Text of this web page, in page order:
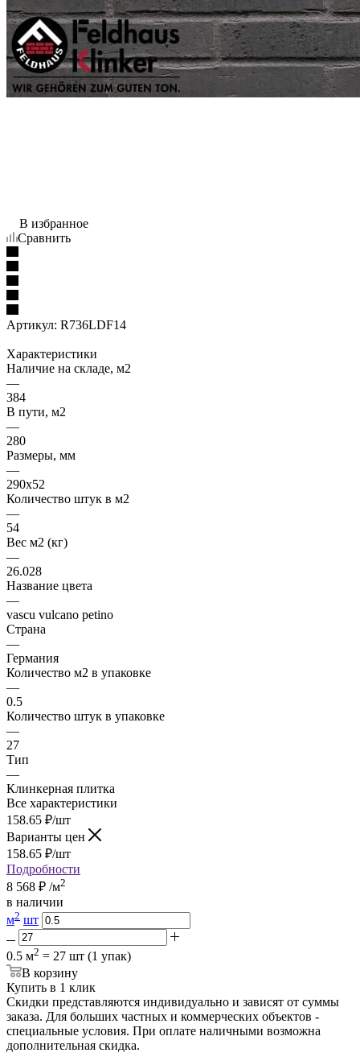
В избранное
Сравнить
Артикул: R736LDF14
Характеристики
Наличие на складе, м2
—
384
В пути, м2
—
280
Размеры, мм
—
290x52
Количество штук в м2
—
54
Вес м2 (кг)
—
26.028
Название цвета
—
vascu vulcano petino
Страна
—
Германия
Количество м2 в упаковке
—
0.5
Количество штук в упаковке
—
27
Тип
—
Клинкерная плитка
Все характеристики
158.65 ₽/шт
Варианты цен
158.65 ₽/шт
Подробности
8 568 ₽ /м2
в наличии
м2 шт
0.5 м2 = 27 шт (1 упак)
В корзину
Купить в 1 клик
Скидки представляются индивидуально и зависят от суммы
заказа. Для больших частных и коммерческих объектов -
специальные условия. При оплате наличными возможна
дополнительная скидка.